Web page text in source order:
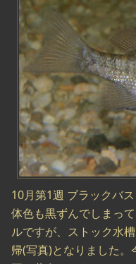
10月第1週 ブラックバ
体色も黒ずんでしまっ
ルですが、ストック水
帰(写真)となりました